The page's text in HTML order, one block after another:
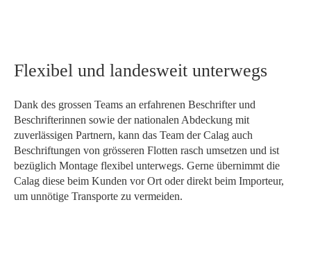
Flexibel und landesweit unterwegs
Dank des grossen Teams an erfahrenen Beschrifter und
Beschrifterinnen sowie der nationalen Abdeckung mit
zuverlässigen Partnern, kann das Team der Calag auch
Beschriftungen von grösseren Flotten rasch umsetzen und ist
bezüglich Montage flexibel unterwegs. Gerne übernimmt die
Calag diese beim Kunden vor Ort oder direkt beim Importeur,
um unnötige Transporte zu vermeiden.